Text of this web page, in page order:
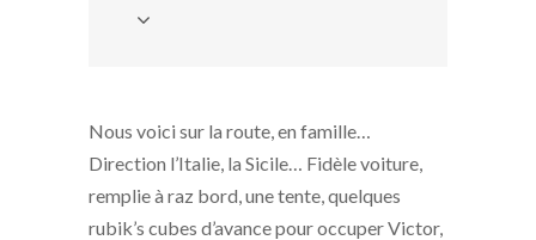
Nous voici sur la route, en famille…
Direction l’Italie, la Sicile… Fidèle voiture,
remplie à raz bord, une tente, quelques
rubik’s cubes d’avance pour occuper Victor,